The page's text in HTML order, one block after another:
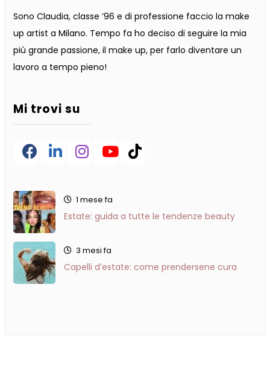
Sono Claudia, classe ’96 e di professione faccio la make
up artist a Milano. Tempo fa ho deciso di seguire la mia
più grande passione, il make up, per farlo diventare un
lavoro a tempo pieno!
Mi trovi su
1 mese fa
Estate: guida a tutte le tendenze beauty
3 mesi fa
Capelli d’estate: come prendersene cura